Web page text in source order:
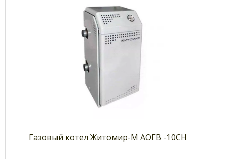
Газовый котел Житомир-М АОГВ -10СН